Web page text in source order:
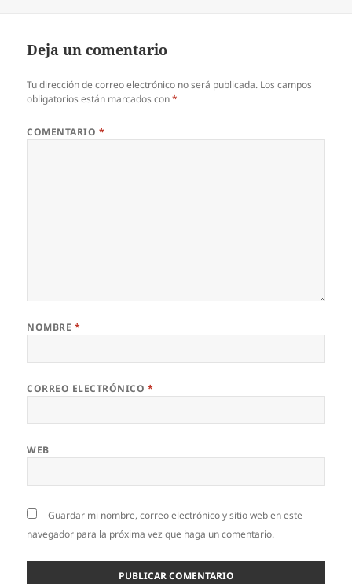
Deja un comentario
Tu dirección de correo electrónico no será publicada. Los campos
obligatorios están marcados con*
COMENTARIO *
NOMBRE *
CORREO ELECTRÓNICO *
WEB
Guardar mi nombre, correo electrónico y sitio web en este
navegador para la próxima vez que haga un comentario.